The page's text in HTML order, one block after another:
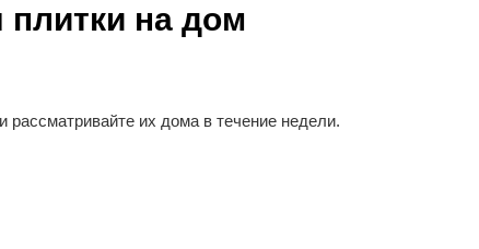
на дом
их дома в течение недели.